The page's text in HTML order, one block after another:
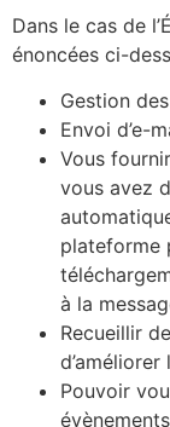
Dans le cas de
énoncées ci-
Gestion
Envoi d’e-
Vous
vous avez
plateforme
à la
Recueillir
Pouvoir